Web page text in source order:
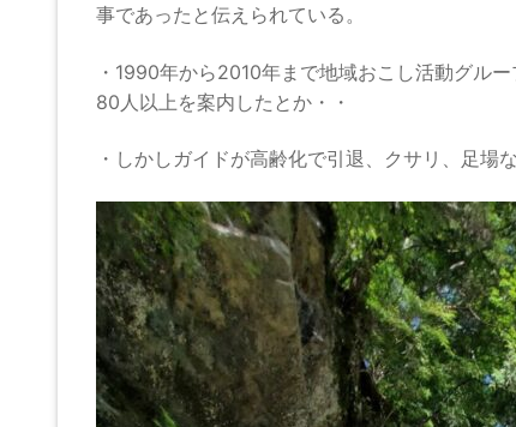
事であったと伝えられている。
・1990年から2010年まで地域おこし活動グル
80人以上を案内したとか・・
・しかしガイドが高齢化で引退、クサリ、足場